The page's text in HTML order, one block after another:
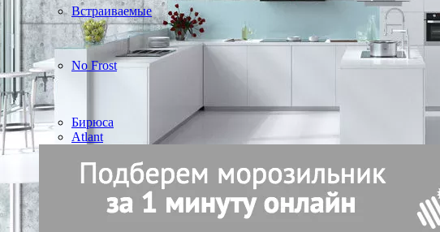
Встраиваемые
No Frost
Бирюса
Atlant